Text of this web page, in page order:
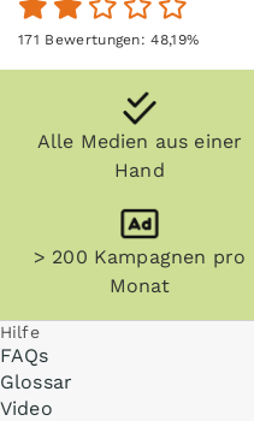
171 Bewertungen:48,19%
Alle Medien aus einer
Hand
> 200 Kampagnen pro
Monat
Hilfe
FAQs
Glossar
Video